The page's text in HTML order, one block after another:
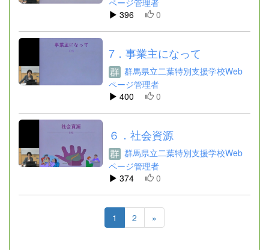
ページ管理者
396
0
7．事業主になって
群馬県立二葉特別支援学校Web
ページ管理者
400
0
６．社会資源
群馬県立二葉特別支援学校Web
ページ管理者
374
0
1 2 »